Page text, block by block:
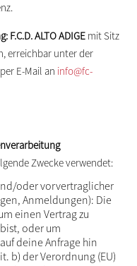
F.C.D. ALTO ADIGE mit Sitz
erreichbar unter der
E-Mail an info@fc-
Zwecke verwendet:
oder vorvertraglicher
Anmeldungen): Die
einen Vertrag zu
oder um
deine Anfrage hin
b) der Verordnung (EU)